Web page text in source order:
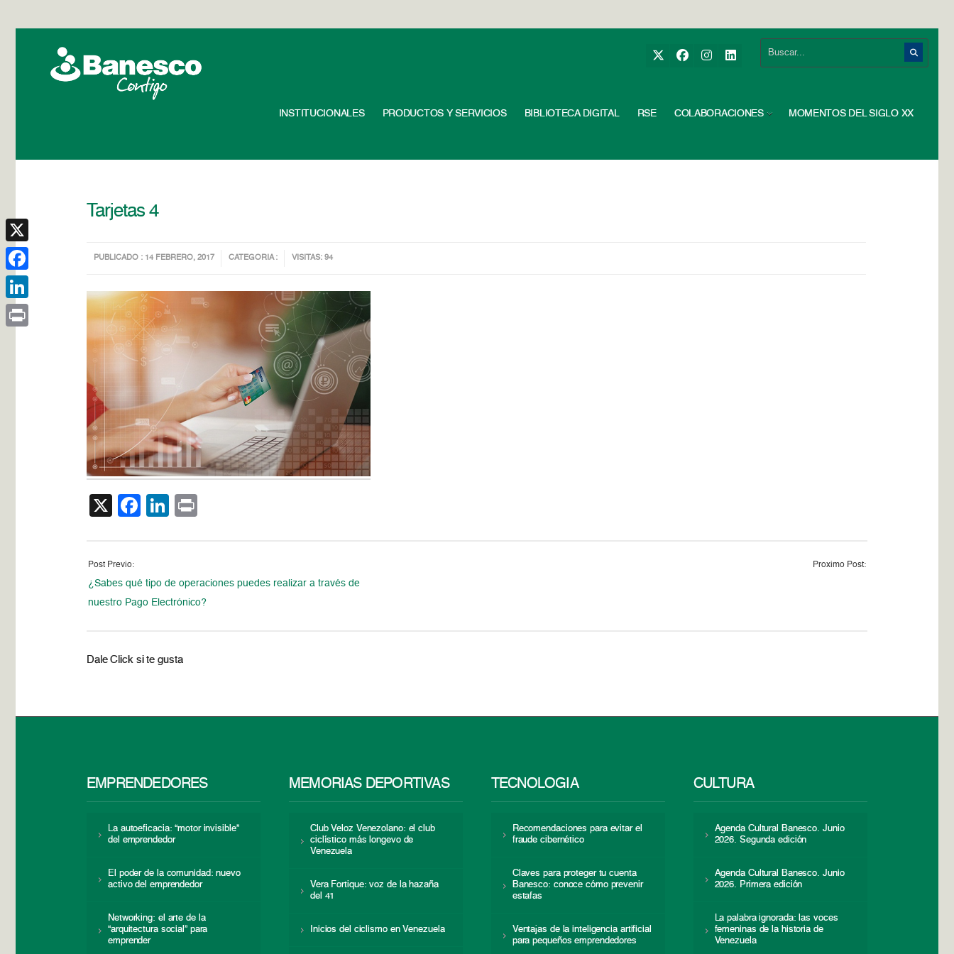
INSTITUCIONALES PRODUCTOS Y SERVICIOS BIBLIOTECA DIGITAL RSE COLABORACIONES MOMENTOS DEL SIGLO XX
Tarjetas 4
PUBLICADO : 14 FEBRERO, 2017 CATEGORIA : VISITAS: 94
X Facebook
LinkedIn
Post Previo:
¿Sabes qué tipo de operaciones puedes realizar a través de
nuestro Pago Electrónico?
Proximo Post:
Dale Click si te gusta
EMPRENDEDORES
La autoeficacia: “motor invisible”
del emprendedor
El poder de la comunidad: nuevo
activo del emprendedor
Networking: el arte de la
“arquitectura social” para
emprender
MEMORIAS DEPORTIVAS
Club Veloz Venezolano: el club
ciclístico más longevo de
Venezuela
Vera Fortique: voz de la hazaña
del 41
Inicios del ciclismo en Venezuela
TECNOLOGÍA
Recomendaciones para evitar el
fraude cibernético
Claves para proteger tu cuenta
Banesco: conoce cómo prevenir
estafas
Ventajas de la inteligencia artificial
para pequeños emprendedores
CULTURA
Agenda Cultural Banesco. Junio
2026. Segunda edición
Agenda Cultural Banesco. Junio
2026. Primera edición
La palabra ignorada: las voces
femeninas de la historia de
Venezuela
X
Facebook
LinkedIn